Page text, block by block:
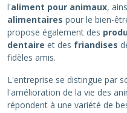
l'aliment pour animaux,
alimentaires pour le bien-
propose également des
dentaire et des friandises
fidèles amis.
L'entreprise se distingue par
l'amélioration de la vie des
répondent à une variété de